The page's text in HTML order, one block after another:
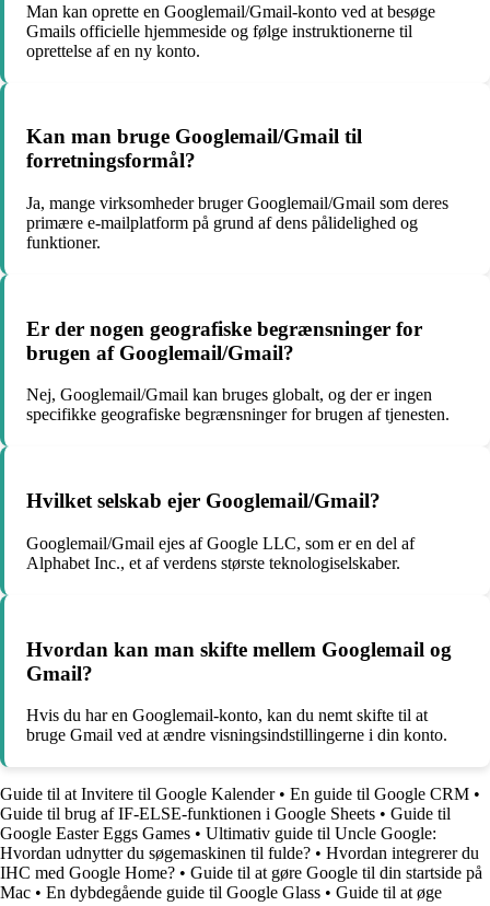
Man kan oprette en Googlemail/Gmail-konto ved at besøge
Gmails officielle hjemmeside og følge instruktionerne til
oprettelse af en ny konto.
Kan man bruge Googlemail/Gmail til
forretningsformål?
Ja, mange virksomheder bruger Googlemail/Gmail som deres
primære e-mailplatform på grund af dens pålidelighed og
funktioner.
Er der nogen geografiske begrænsninger for
brugen af Googlemail/Gmail?
Nej, Googlemail/Gmail kan bruges globalt, og der er ingen
specifikke geografiske begrænsninger for brugen af tjenesten.
Hvilket selskab ejer Googlemail/Gmail?
Googlemail/Gmail ejes af Google LLC, som er en del af
Alphabet Inc., et af verdens største teknologiselskaber.
Hvordan kan man skifte mellem Googlemail og
Gmail?
Hvis du har en Googlemail-konto, kan du nemt skifte til at
bruge Gmail ved at ændre visningsindstillingerne i din konto.
Guide til at Invitere til Google Kalender• En guide til Google CRM •
Guide til brug af IF-ELSE-funktionen i Google Sheets • Guide til
Google Easter Eggs Games • Ultimativ guide til Uncle Google:
Hvordan udnytter du søgemaskinen til fulde? • Hvordan integrerer du
IHC med Google Home? • Guide til at gøre Google til din startside på
Mac • En dybdegående guide til Google Glass • Guide til at øge